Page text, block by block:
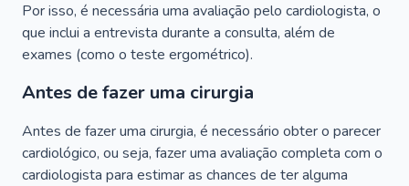
Por isso, é necessária uma avaliação pelo cardiologista, o
que inclui a entrevista durante a consulta, além de
exames (como o teste ergométrico).
Antes de fazer uma cirurgia
Antes de fazer uma cirurgia, é necessário obter o parecer
cardiológico, ou seja, fazer uma avaliação completa com o
cardiologista para estimar as chances de ter alguma